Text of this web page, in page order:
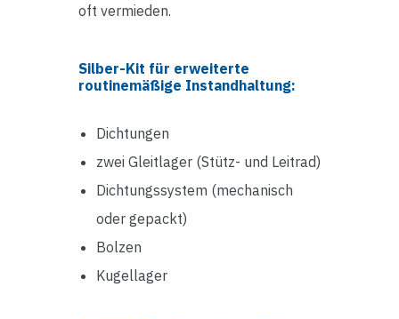
oft vermieden.
Silber-Kit für erweiterte
routinemäßige Instandhaltung:
Dichtungen
zwei Gleitlager (Stütz- und Leitrad)
Dichtungssystem (mechanisch
oder gepackt)
Bolzen
Kugellager